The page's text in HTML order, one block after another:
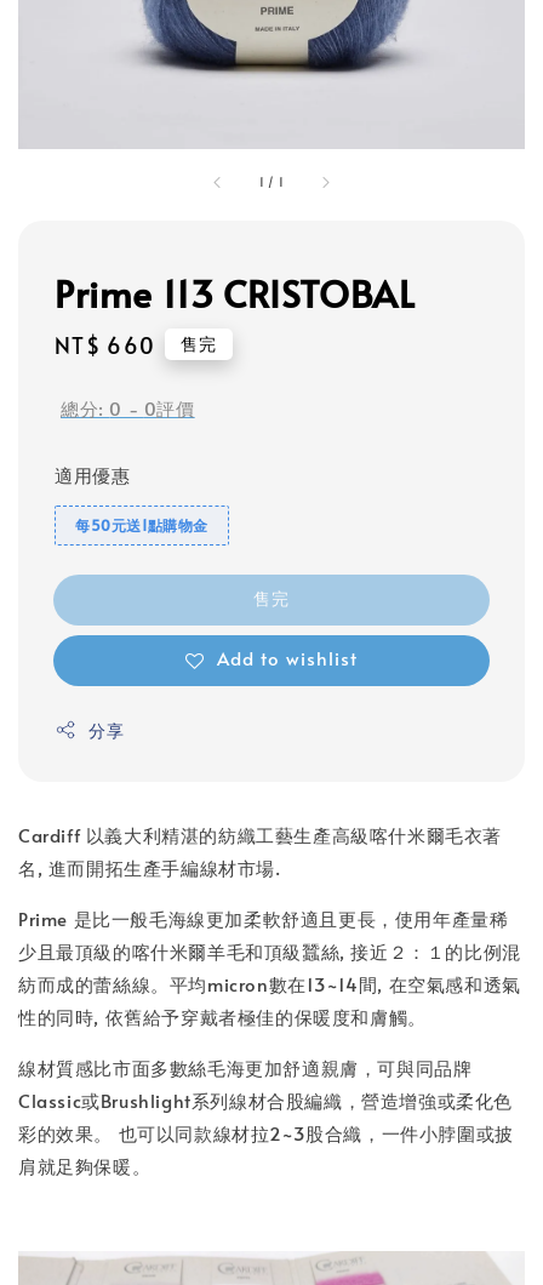
1 / 1
Prime 113 CRISTOBAL
Regular
NT$ 660 售完
總分: 0 - 0評價
適用優惠
每50元送1點購物金
售完
Add to wishlist
分享
Cardiff 以義大利精湛的紡織工藝生產高級喀什米爾毛衣著
名, 進而開拓生產手編線材市場.
Prime 是比一般毛海線更加柔軟舒適且更長，使用年產量稀
少且最頂級的喀什米爾羊毛和頂級蠶絲, 接近２：１的比例混
紡而成的蕾絲線。平均micron數在13~14間, 在空氣感和透氣
性的同時, 依舊給予穿戴者極佳的保暖度和膚觸。
線材質感比市面多數絲毛海更加舒適親膚，可與同品牌
Classic或Brushlight系列線材合股編織，營造增強或柔化色
彩的效果。 也可以同款線材拉2~3股合織，一件小脖圍或披
肩就足夠保暖。